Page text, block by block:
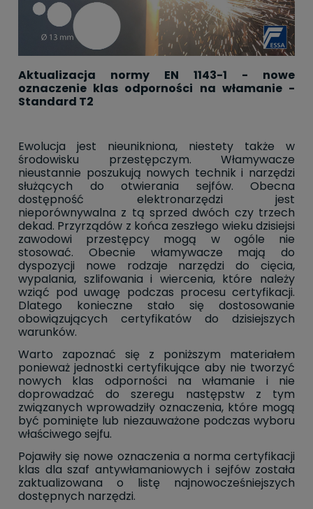
Aktualizacja normy EN 1143-1 - nowe
oznaczenie klas odporności na włamanie -
Standard T2
Ewolucja jest nieunikniona, niestety także w
środowisku przestępczym. Włamywacze
nieustannie poszukują nowych technik i narzędzi
służących do otwierania sejfów. Obecna
dostępność elektronarzędzi jest
nieporównywalna z tą sprzed dwóch czy trzech
dekad. Przyrządów z końca zeszłego wieku dzisiejsi
zawodowi przestępcy mogą w ogóle nie
stosować. Obecnie włamywacze mają do
dyspozycji nowe rodzaje narzędzi do cięcia,
wypalania, szlifowania i wiercenia, które należy
wziąć pod uwagę podczas procesu certyfikacji.
Dlatego konieczne stało się dostosowanie
obowiązujących certyfikatów do dzisiejszych
warunków.
Warto zapoznać się z poniższym materiałem
ponieważ jednostki certyfikujące aby nie tworzyć
nowych klas odporności na włamanie i nie
doprowadzać do szeregu następstw z tym
związanych wprowadziły oznaczenia, które mogą
być pominięte lub niezauważone podczas wyboru
właściwego sejfu.
Pojawiły się nowe oznaczenia a norma certyfikacji
klas dla szaf antywłamaniowych i sejfów została
zaktualizowana o listę najnowocześniejszych
dostępnych narzędzi.